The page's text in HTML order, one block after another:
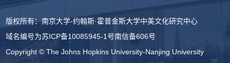
版权所有：南京大学-约翰斯·霍普金斯大学中美文化研究中心
域名编号为苏ICP备10085945-1号南信备606号
Copyright © The Johns Hopkins University-Nanjing University